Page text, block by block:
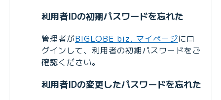
利用者IDの初期パスワードを忘れた
管理者がBIGLOBE biz. マイページにロ
グインして、利用者の初期パスワードをご
確認ください。
利用者IDの変更したパスワードを忘れた